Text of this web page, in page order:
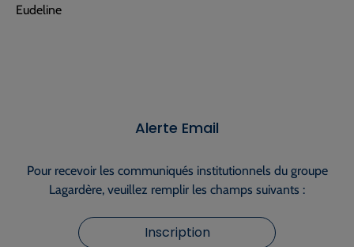
Eudeline
Alerte Email
Pour recevoir les communiqués institutionnels du groupe
Lagardère, veuillez remplir les champs suivants :
Inscription